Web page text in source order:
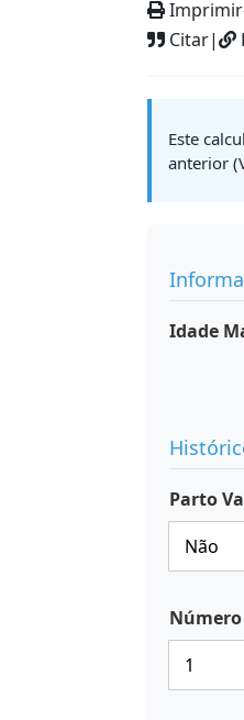
Imprimir
Citar|
Este
anterior
Idade
Parto